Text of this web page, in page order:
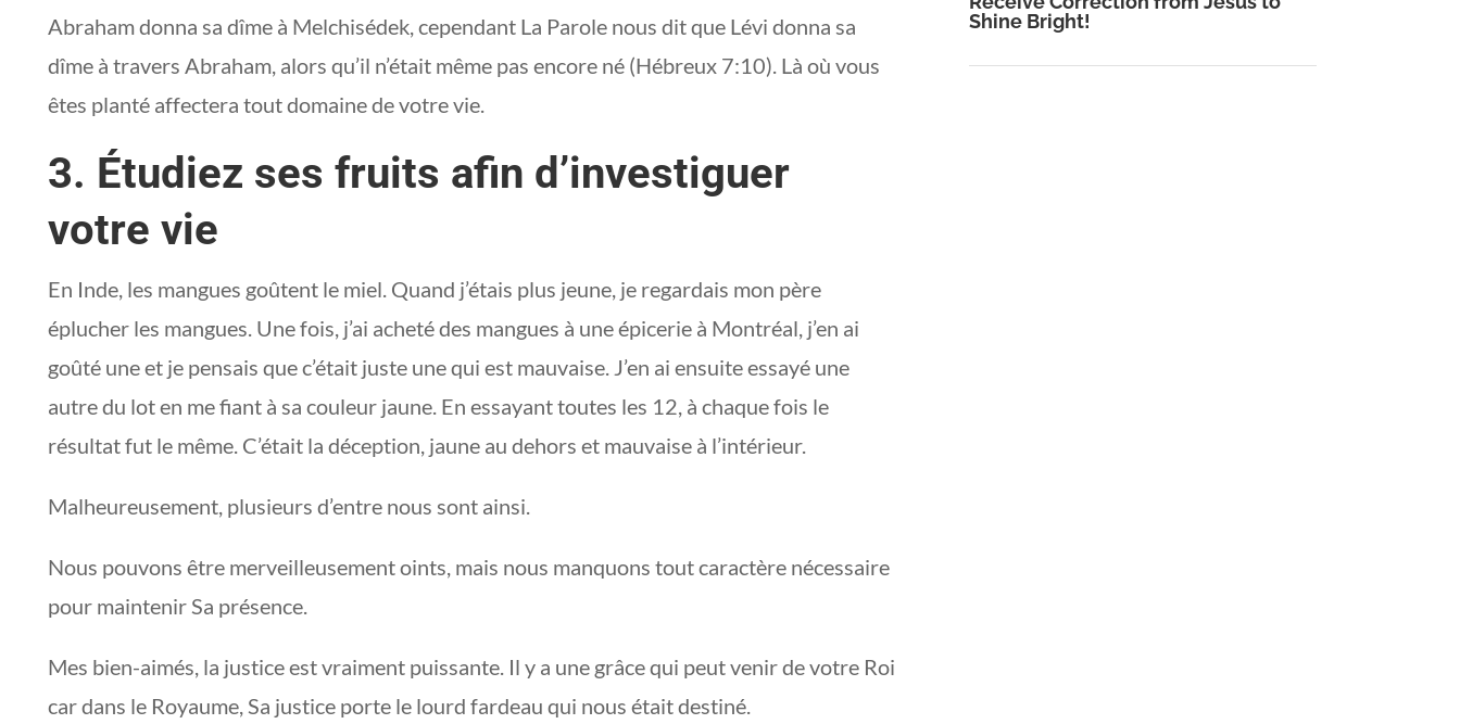
Abraham donna sa dîme à Melchisédek, cependant La Parole nous dit que Lévi donna sa
dîme à travers Abraham, alors qu’il n’était même pas encore né (Hébreux 7:10). Là où vous
êtes planté affectera tout domaine de votre vie.
3. Étudiez ses fruits afin d’investiguer
votre vie
En Inde, les mangues goûtent le miel. Quand j’étais plus jeune, je regardais mon père
éplucher les mangues. Une fois, j’ai acheté des mangues à une épicerie à Montréal, j’en ai
goûté une et je pensais que c’était juste une qui est mauvaise. J’en ai ensuite essayé une
autre du lot en me fiant à sa couleur jaune. En essayant toutes les 12, à chaque fois le
résultat fut le même. C’était la déception, jaune au dehors et mauvaise à l’intérieur.
Malheureusement, plusieurs d’entre nous sont ainsi.
Nous pouvons être merveilleusement oints, mais nous manquons tout caractère nécessaire
pour maintenir Sa présence.
Mes bien-aimés, la justice est vraiment puissante. Il y a une grâce qui peut venir de votre Roi
car dans le Royaume, Sa justice porte le lourd fardeau qui nous était destiné.
Shine Bright!